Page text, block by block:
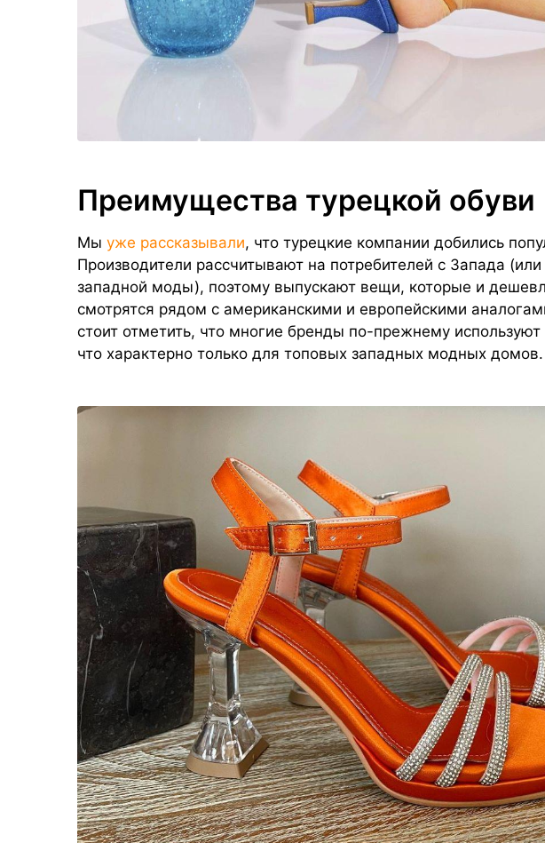
Преимущества турецкой обуви
Мы уже рассказывали, что турецкие компании добились
Производители рассчитывают на потребителей с Запада
западной моды), поэтому выпускают вещи, которые и
смотрятся рядом с американскими и европейскими
стоит отметить, что многие бренды по-прежнему
что характерно только для топовых западных модных домов.